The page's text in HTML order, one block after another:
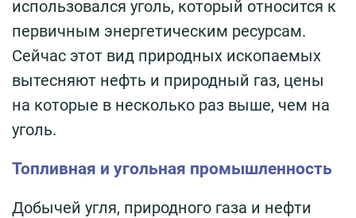
использовался уголь, который относится к
первичным энергетическим ресурсам.
Сейчас этот вид природных ископаемых
вытесняют нефть и природный газ, цены
на которые в несколько раз выше, чем на
уголь.
Топливная и угольная промышленность
Добычей угля, природного газа и нефти